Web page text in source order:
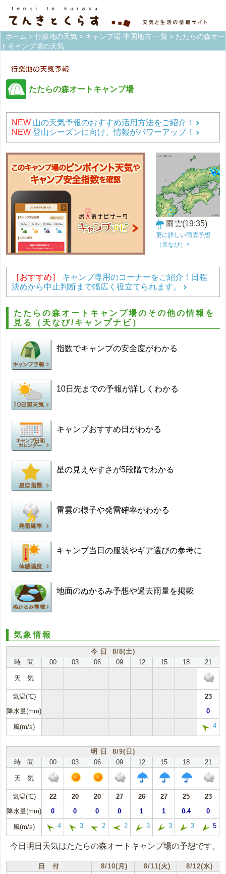
ホーム > 行楽地の天気 > キャンプ場-中国地方 一覧 > たたらの森オー
トキャンプ場の天気
たたらの森オートキャンプ場
NEW 山の天気予報のおすすめ活用方法をご紹介！
NEW 登山シーズンに向け、情報がパワーアップ！
雨雲(19:35)
更に詳しい雨雲予想
（天なび）>
［おすすめ］
キャンプ専用のコーナーをご紹介！日程
決めから中止判断まで幅広く役立てられます。
たたらの森オートキャンプ場のその他の情報を
見る（天なび/キャンプナビ）
指数でキャンプの安全度がわかる
10日先までの予報が詳しくわかる
キャンプおすすめ日がわかる
星の見えやすさが5段階でわかる
雷雲の様子や発雷確率がわかる
キャンプ当日の服装やギア選びの参考に
地面のぬかるみ予想や過去雨量を掲載
気象情報
今 日 8/8(土)
時 間
00 03 06 09 12 15 18 21
天 気
気温(℃)
23
降水量(mm)
0
風(m/s) 4
明 日 8/9(日)
時 間
00 03 06 09 12 15 18 21
天 気
気温(℃) 22 20 20 27 26 27 25
23
降水量(mm)
0 0 0 0 1 1 0.4 0
風(m/s) 4 3 2 2 3 3 3 5
今日明日天気はたたらの森オートキャンプ場の予想です。
日 付 8/10(月) 8/11(火) 8/12(水)